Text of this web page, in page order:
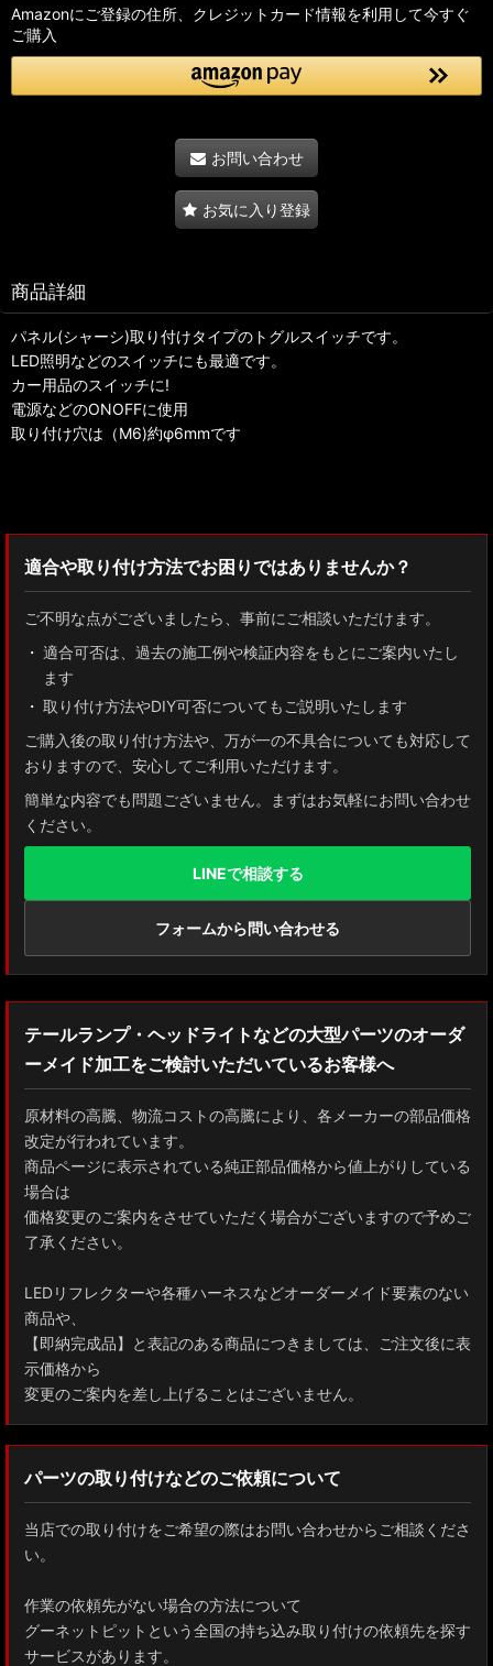
Amazonにご登録の住所、クレジットカード情報を利用して今すぐ
ご購入
お問い合わせ
お気に入り登録
商品詳細
パネル(シャーシ)取り付けタイプのトグルスイッチです。
LED照明などのスイッチにも最適です。
カー用品のスイッチに!
電源などのONOFFに使用
取り付け穴は（M6)約φ6mmです
適合や取り付け方法でお困りではありませんか？
ご不明な点がございましたら、事前にご相談いただけます。
適合可否は、過去の施工例や検証内容をもとにご案内いたし
ます
取り付け方法やDIY可否についてもご説明いたします
ご購入後の取り付け方法や、万が一の不具合についても対応して
おりますので、安心してご利用いただけます。
簡単な内容でも問題ございません。まずはお気軽にお問い合わせ
ください。
LINEで相談する
フォームから問い合わせる
テールランプ・ヘッドライトなどの大型パーツのオーダ
ーメイド加工をご検討いただいているお客様へ
原材料の高騰、物流コストの高騰により、各メーカーの部品価格
改定が行われています。
商品ページに表示されている純正部品価格から値上がりしている
場合は
価格変更のご案内をさせていただく場合がございますので予めご
了承ください。
LEDリフレクターや各種ハーネスなどオーダーメイド要素のない
商品や、
【即納完成品】と表記のある商品につきましては、ご注文後に表
示価格から
変更のご案内を差し上げることはございません。
パーツの取り付けなどのご依頼について
当店での取り付けをご希望の際はお問い合わせからご相談くださ
い。
作業の依頼先がない場合の方法について
グーネットピットという全国の持ち込み取り付けの依頼先を探す
サービスがあります。